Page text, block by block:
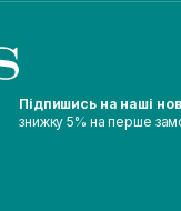
Підпишись на наші
знижку 5% на перше